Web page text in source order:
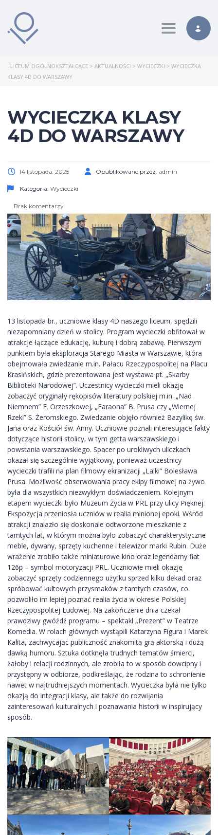
Toggle
I LICEUM OGÓLNOKSZTAŁCĄCE > AKTUALNOŚCI > WYCIECZKI > WYCIECZKA
KLASY 4D DO WARSZAWY
WYCIECZKA KLASY
4D DO WARSZAWY
14 listopada, 2025 Opublikowane przez: admin
Kategoria: Wycieczki
Brak komentarzy
13 listopada br., uczniowie klasy 4D naszego liceum, spędzili
niezapomniany dzień w stolicy. Program wycieczki obfitował w
atrakcje łączące edukację, kulturę i dobrą zabawę. Pierwszym
punktem była eksploracja Starego Miasta w Warszawie, która
obejmowała zwiedzanie m.in. Pałacu Rzeczypospolitej na Placu
Krasińskich, gdzie prezentowana jest wystawa pt. „Skarby
Biblioteki Narodowej”. Uczestnicy wycieczki mieli okazję
zobaczyć oryginały rękopisów literatury polskiej m.in. „Nad
Niemnem” E. Orzeszkowej, „Faraona” B. Prusa czy „Wiernej
Rzeki” S. Żeromskiego. Zwiedzanie objęło również Bazylikę św.
Jana oraz Kościół św. Anny. Uczniowie poznali interesujące fakty
dotyczące historii stolicy, w tym getta warszawskiego i
powstania warszawskiego. Spacer po urokliwych uliczkach
okazał się szczególnie wyjątkowy, ponieważ uczestnicy
wycieczki trafili na plan filmowy ekranizacji „Lalki” Bolesława
Prusa. Możliwość obserwowania pracy ekipy filmowej na żywo
była dla wszystkich niezwykłym doświadczeniem. Kolejnym
etapem wycieczki było Muzeum Życia w PRL przy ulicy Pięknej.
Ekspozycja przeniosła uczniów w realia minionej epoki. Wśród
atrakcji znalazło się doskonale odtworzone mieszkanie z
tamtych lat, w którym można było zobaczyć charakterystyczne
meble, dywany, sprzęty kuchenne i telewizor marki Rubin. Duże
wrażenie zrobiło także miniaturowe kino oraz legendarny fiat
126p – symbol motoryzacji PRL. Uczniowie mieli okazję
zobaczyć sprzęty codziennego użytku sprzed kilku dekad oraz
spróbować kultowych przysmaków z tamtych czasów, co
pozwoliło im lepiej poznać realia życia w okresie Polskiej
Rzeczypospolitej Ludowej. Na zakończenie dnia czekał
prawdziwy gwóźdź programu – spektakl „Prezent” w Teatrze
Komedia. W rolach głównych wystąpili Katarzyna Figura i Marek
Kalita, zachwycając publiczność znakomitą grą aktorską i dużą
dawką humoru. Sztuka dotknęła trudnych tematów śmierci,
żałoby i relacji rodzinnych, ale zrobiła to w sposób dowcipny i
przystępny w odbiorze, podkreślając, że rodzina to schronienie
nawet w najtrudniejszych momentach. Wycieczka była nie tylko
okazją do integracji klasy, ale także do rozwijania
zainteresowań kulturalnych i poznawania historii w inspirujący
sposób.